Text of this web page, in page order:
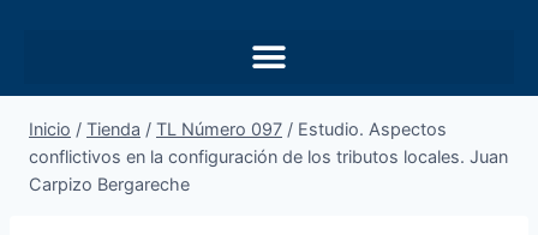
Inicio / Tienda / TL Número 097 / Estudio. Aspectos
conflictivos en la configuración de los tributos locales. Juan
Carpizo Bergareche